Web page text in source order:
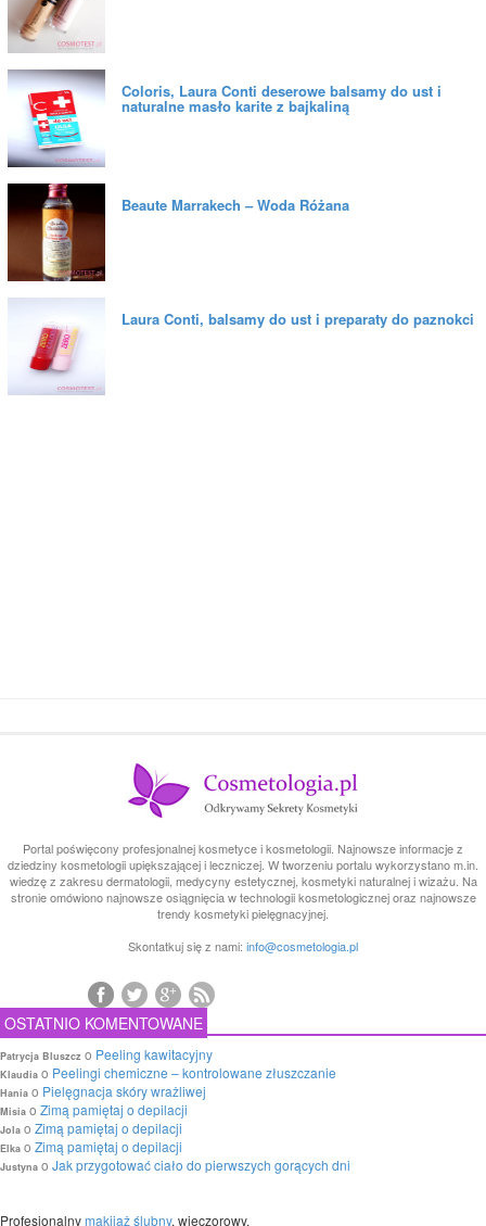
Coloris, Laura Conti deserowe balsamy do ust i
naturalne masło karite z bajkaliną
Beaute Marrakech – Woda Różana
Laura Conti, balsamy do ust i preparaty do paznokci
Portal poświęcony profesjonalnej kosmetyce i kosmetologii. Najnowsze informacje z
dziedziny kosmetologii upiększającej i leczniczej. W tworzeniu portalu wykorzystano m.in.
wiedzę z zakresu dermatologii, medycyny estetycznej, kosmetyki naturalnej i wizażu. Na
stronie omówiono najnowsze osiągnięcia w technologii kosmetologicznej oraz najnowsze
trendy kosmetyki pielęgnacyjnej.
Skontatkuj się z nami: info@cosmetologia.pl
OSTATNIO KOMENTOWANE
Patrycja Bluszcz o Peeling kawitacyjny
Klaudia o Peelingi chemiczne – kontrolowane złuszczanie
Hania o Pielęgnacja skóry wrażliwej
Misia o Zimą pamiętaj o depilacji
Jola o Zimą pamiętaj o depilacji
Elka o Zimą pamiętaj o depilacji
Justyna o Jak przygotować ciało do pierwszych gorących dni
Profesjonalnymakijaż ślubny, wieczorowy.